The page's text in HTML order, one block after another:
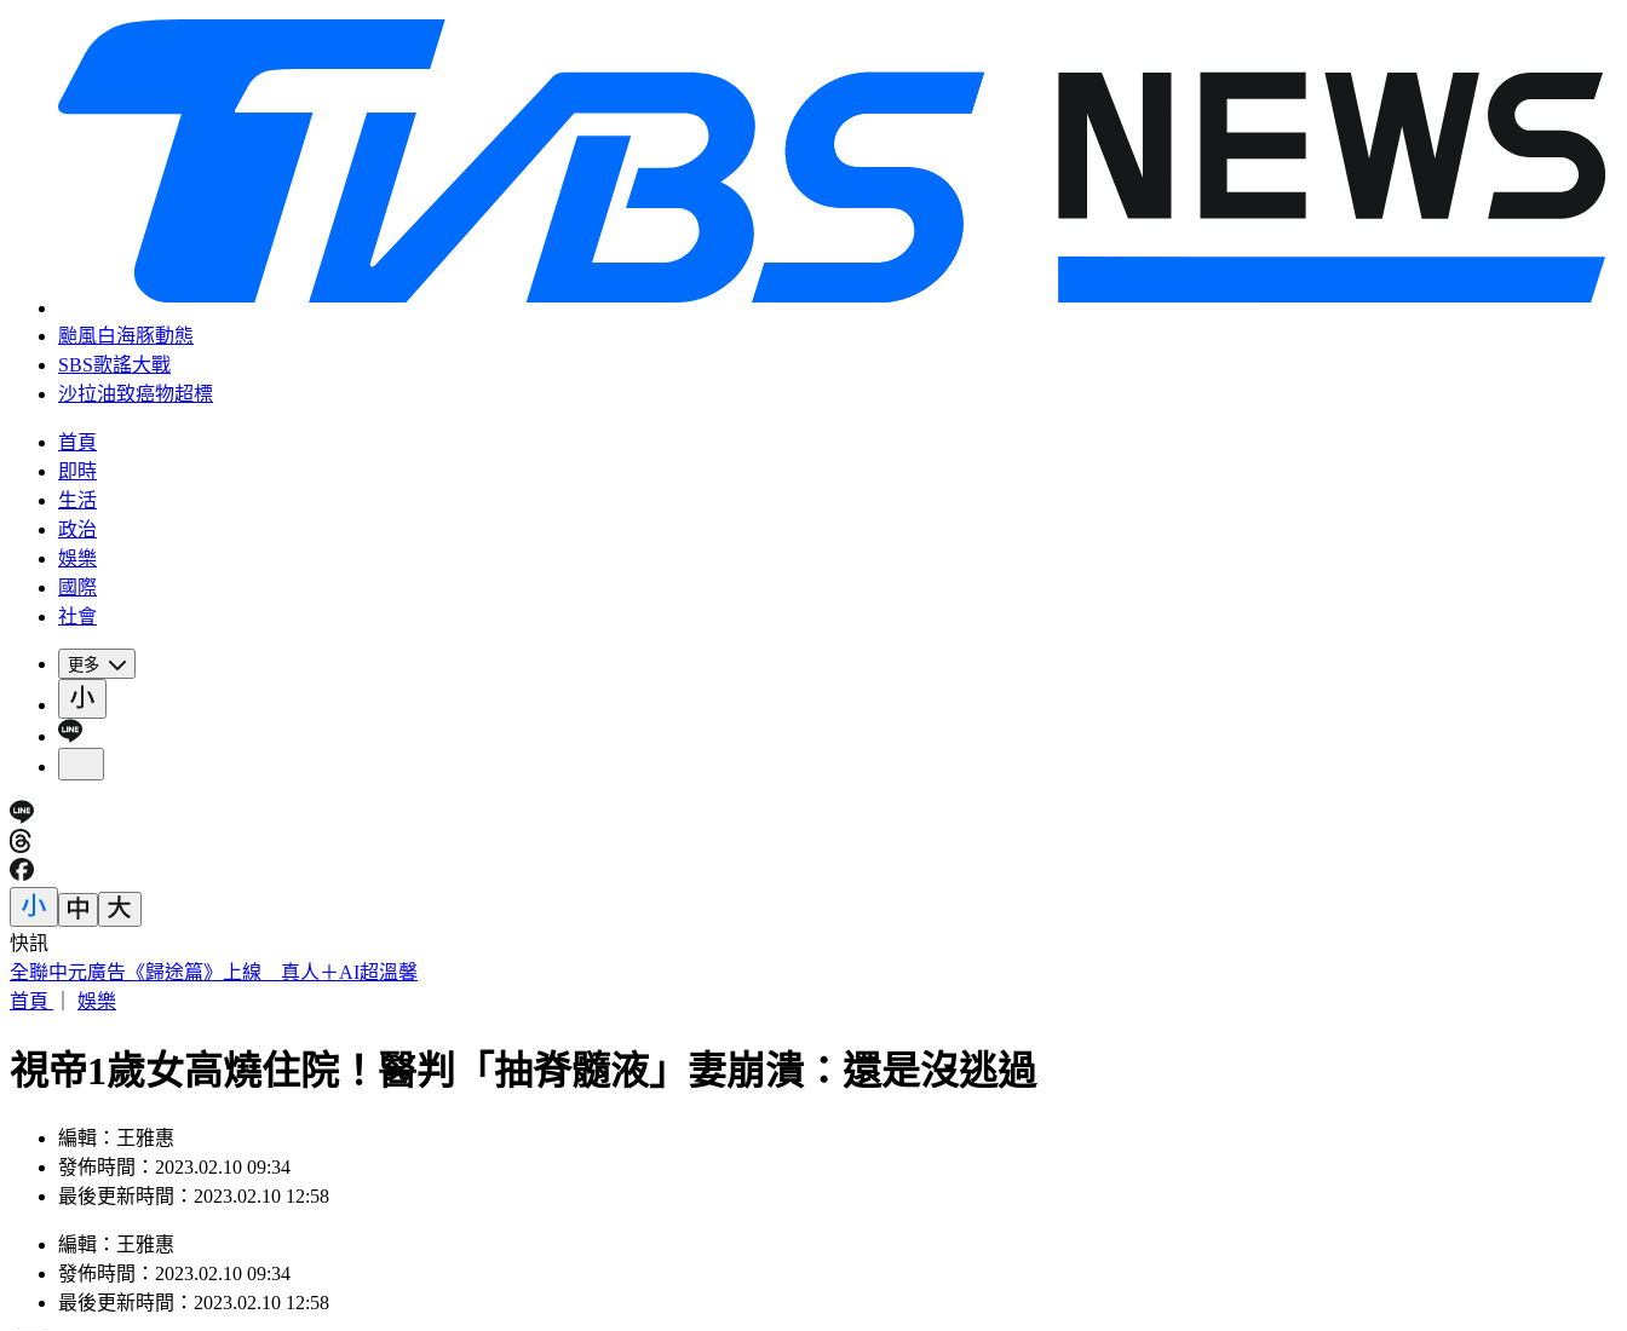
颱風白海豚動態
SBS歌謠大戰
沙拉油致癌物超標
首頁
即時
生活
政治
娛樂
國際
社會
更多
快訊
全聯中元廣告《歸途篇》上線 真人＋AI超溫馨
首頁
娛樂
視帝1歲女高燒住院！醫判「抽脊髓液」妻崩潰：還是沒逃過
編輯：王雅惠
發佈時間：2023.02.10 09:34
最後更新時間：2023.02.10 12:58
編輯 ： 王雅惠
發佈時間： 2023.02.10 09:34
最後更新時間： 2023.02.10 12:58